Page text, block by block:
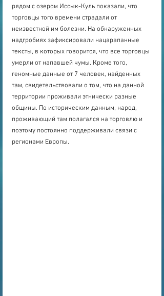
рядом с озером Иссык-Куль показали, что
торговцы того времени страдали от
неизвестной им болезни. На обнаруженных
надгробиях зафиксировали нацарапанные
тексты, в которых говорится, что все торговцы
умерли от напавшей чумы. Кроме того,
геномные данные от 7 человек, найденных
там, свидетельствовали о том, что на данной
территории проживали этнически разные
общины. По историческим данным, народ,
проживающий там полагался на торговлю и
поэтому постоянно поддерживали связи с
регионами Европы.